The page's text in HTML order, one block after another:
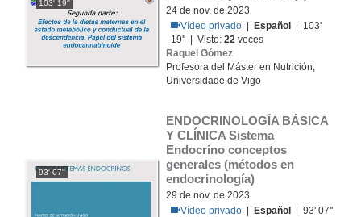
103' 19''
24 de nov. de 2023
Vídeo privado
Español
| 103'
19'' | Visto:22 veces
Raquel Gómez
Profesora del Máster en Nutrición,
Universidade de Vigo
93' 07''
ENDOCRINOLOGÍA BÁSICA
Y CLÍNICA Sistema
Endocrino conceptos
generales (métodos en
endocrinología)
29 de nov. de 2023
Vídeo privado
Español
| 93' 07''